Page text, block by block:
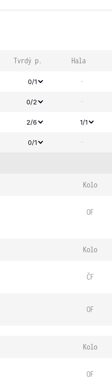
Tvrdý p. Hala
0/1 -
0/2 -
2/6 1/1
0/1 -
Kolo
OF
Kolo
ČF
OF
Kolo
OF